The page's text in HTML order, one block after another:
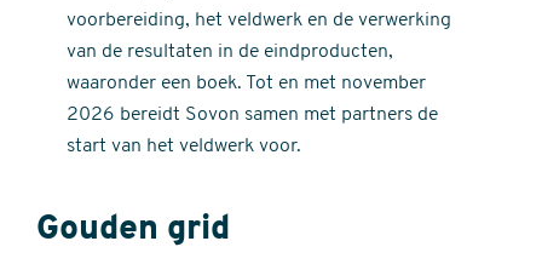
voorbereiding, het veldwerk en de verwerking
van de resultaten in de eindproducten,
waaronder een boek. Tot en met november
2026 bereidt Sovon samen met partners de
start van het veldwerk voor.
Gouden grid